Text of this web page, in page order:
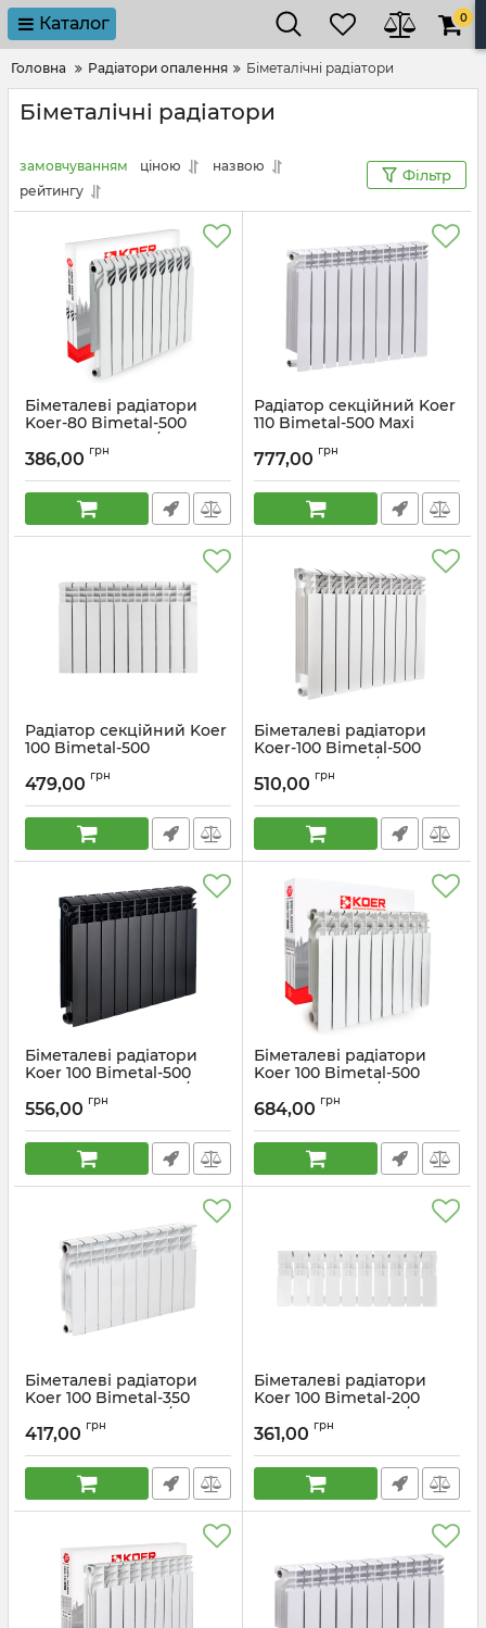
Каталог 0
Головна Радіатори опалення Біметалічні радіатори
Біметалічні радіатори
замовчуванням ціною
назвою
рейтингу
Фільтр
Біметалеві радіатори
Koer-80 Bimetal-500
Smart (RAD330) / Ціна за
1 секцію
Артикул: RAD330
386,00 грн
Радіатор секційний Koer
110 Bimetal-500 Maxi
Артикул: KR4938
777,00 грн
Радіатор секційний Koer
100 Bimetal-500
(KR5887) / Ціна за 1
Артикул: KR5887
479,00 грн
Біметалеві радіатори
Koer-100 Bimetal-500
Ultra (RAD329) / Ціна за 1
секцію
Артикул: RAD329
510,00 грн
Біметалеві радіатори
Koer 100 Bimetal-500
Ultra Black (KR5132) / Ціна
за 1 секцію
Артикул: KR5132
556,00 грн
Біметалеві радіатори
Koer 100 Bimetal-500
Royal (KR4957) / Ціна за 1
секцію
Артикул: KR4957
684,00 грн
Біметалеві радіатори
Koer 100 Bimetal-350
Extreme (KR3241) / Ціна
за 1 секцію
Артикул: KR3241
417,00 грн
Біметалеві радіатори
Koer 100 Bimetal-200
EXTREME (KR2872) / Ціна
за 1 секцію
Артикул: KR2872
361,00 грн